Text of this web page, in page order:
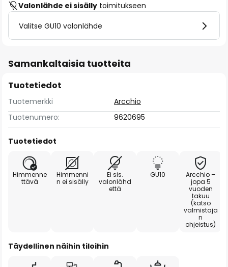
Valonlähde ei sisälly toimitukseen
Valitse GU10 valonlähde
Samankaltaisia tuotteita
Tuotetiedot
Tuotemerkki
Arcchio
Tuotenumero:
9620695
Tuotetiedot
Himmenne
ttävä
Himmenni
n ei sisälly
Ei sis.
valonlähd
että
GU10
Arcchio –
jopa 5
vuoden
takuu
(katso
valmistaja
n
ohjeistus)
Täydellinen näihin tiloihin